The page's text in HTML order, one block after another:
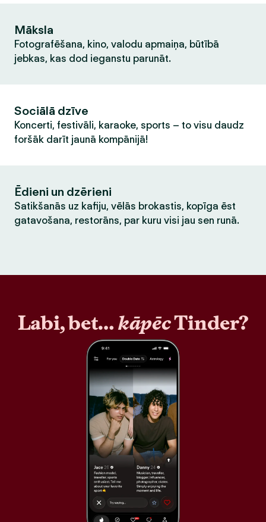
Māksla
Fotografēšana, kino, valodu apmaiņa, būtībā
jebkas, kas dod ieganstu parunāt.
Sociālā dzīve
Koncerti, festivāli, karaoke, sports – to visu daudz
foršāk darīt jaunā kompānijā!
Ēdieni un dzērieni
Satikšanās uz kafiju, vēlās brokastis, kopīga ēst
gatavošana, restorāns, par kuru visi jau sen runā.
Labi, bet…kāpēcTinder?